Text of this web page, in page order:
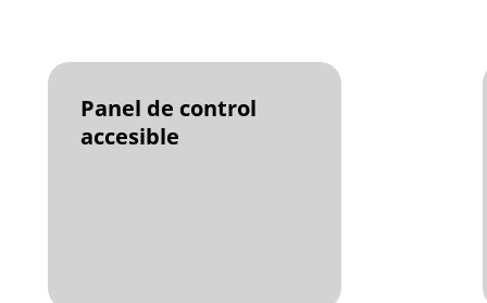
Panel de control
accesible